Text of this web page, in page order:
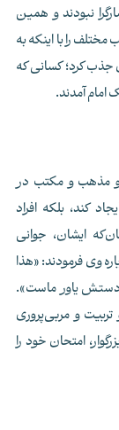
نبودند و همین
مختلف را با اینکه به
جذب کرد؛ کسانی که
امام آمدند.
مذهب و مکتب در
کند، بلکه افراد
ایشان، جوانی
وی فرمودند: «هذا
دستش یاور ماست».
تربیت و مربی‌پروری
امتحان خود را